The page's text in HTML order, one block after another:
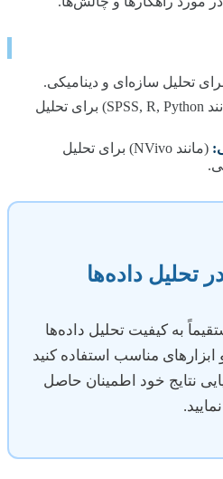
تحلیل سازه‌ای و دینامیکی.
(مانند SPSS, R, Python) برای تحلیل
(مانند NVivo) برای تحلیل
تحلیل داده‌ها
به کیفیت تحلیل داده‌ها
مناسب استفاده کنید
نتایج خود اطمینان حاصل
نمایید.